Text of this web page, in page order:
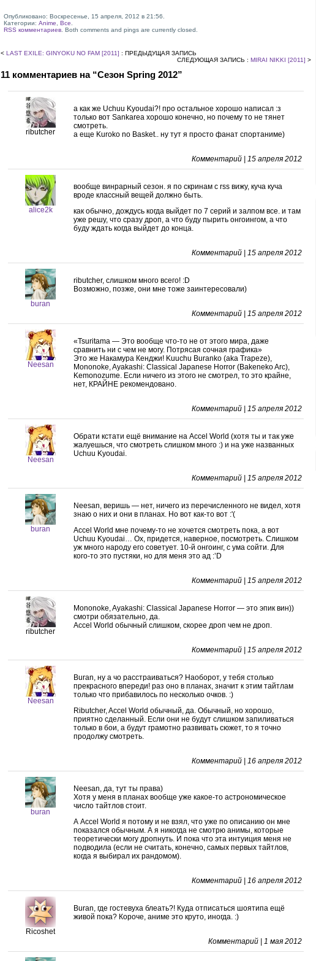
Опубликовано: Воскресенье, 15 апреля, 2012 в 21:56.
Категории: Anime Все
RSS комментариев . Both comments and pings are currently closed.
< LAST EXILE: GINYOKU NO FAM [2011] : ПРЕДЫДУЩАЯ ЗАПИСЬ
СЛЕДУЮЩАЯ ЗАПИСЬ : MIRAI NIKKI [2011] >
11 комментариев на “Сезон Spring 2012”
ributcher
а как же Uchuu Kyoudai?! про остальное хорошо написал :з
только вот Sankarea хорошо конечно, но почему то не тянет
смотреть.
а еще Kuroko no Basket.. ну тут я просто фанат спортаниме)
Комментарий | 15 апреля 2012
alice2k
вообще винрарный сезон. я по скринам с rss вижу, куча куча
вроде классный вещей должно быть.
как обычно, дождусь когда выйдет по 7 серий и залпом все. и там
уже решу, что сразу дроп, а что буду пырить онгоингом, а что
буду ждать когда выйдет до конца.
Комментарий | 15 апреля 2012
buran
ributcher, слишком много всего! :D
Возможно, позже, они мне тоже заинтересовали)
Комментарий | 15 апреля 2012
Neesan
«Tsuritama — Это вообще что-то не от этого мира, даже
сравнить ни с чем не могу. Потрясая сочная графика»
Это же Накамура Кенджи! Kuuchu Buranko (aka Trapeze),
Mononoke, Ayakashi: Classical Japanese Horror (Bakeneko Arc),
Kemonozume. Если ничего из этого не смотрел, то это крайне,
нет, КРАЙНЕ рекомендовано.
Комментарий | 15 апреля 2012
Neesan
Обрати кстати ещё внимание на Accel World (хотя ты и так уже
жалуешься, что смотреть слишком много :) и на уже названных
Uchuu Kyoudai.
Комментарий | 15 апреля 2012
buran
Neesan, веришь — нет, ничего из перечисленного не видел, хотя
знаю о них и они в планах. Но вот как-то вот :'(
Accel World мне почему-то не хочется смотреть пока, а вот
Uchuu Kyoudai… Ох, придется, наверное, посмотреть. Слишком
уж много народу его советует. 10-й онгоинг, с ума сойти. Для
кого-то это пустяки, но для меня это ад :’D
Комментарий | 15 апреля 2012
ributcher
Mononoke, Ayakashi: Classical Japanese Horror — это эпик вин))
смотри обязательно, да.
Accel World обычный слишком, скорее дроп чем не дроп.
Комментарий | 15 апреля 2012
Neesan
Buran, ну а чо расстраиваться? Наоборот, у тебя столько
прекрасного впереди! раз оно в планах, значит к этим тайтлам
только что прибавилось по несколько очков. :)
Ributcher, Accel World обычный, да. Обычный, но хорошо,
приятно сделанный. Если они не будут слишком запиливаться
только в бои, а будут грамотно развивать сюжет, то я точно
продолжу смотреть.
Комментарий | 16 апреля 2012
buran
Neesan, да, тут ты права)
Хотя у меня в планах вообще уже какое-то астрономическое
число тайтлов стоит.
А Accel World я потому и не взял, что уже по описанию он мне
показался обычным. А я никогда не смотрю анимы, которые
теоретически могу дропнуть. И пока что эта интуиция меня не
подводила (если не считать, конечно, самых первых тайтлов,
когда я выбирал их рандомом).
Комментарий | 16 апреля 2012
Ricoshet
Buran, где гостевуха блеать?! Куда отписаться шоятипа ещё
живой пока? Короче, аниме это круто, иногда. :)
Комментарий | 1 мая 2012